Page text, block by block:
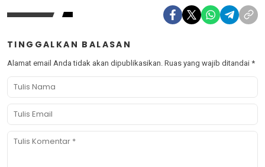
TINGGALKAN BALASAN
Alamat email Anda tidak akan dipublikasikan. Ruas yang wajib ditandai *